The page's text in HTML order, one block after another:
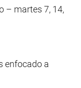
– martes 7, 14,
enfocado a